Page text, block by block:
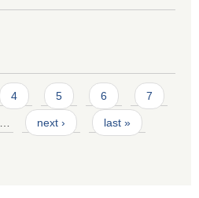
4 5 6 7
next › last »